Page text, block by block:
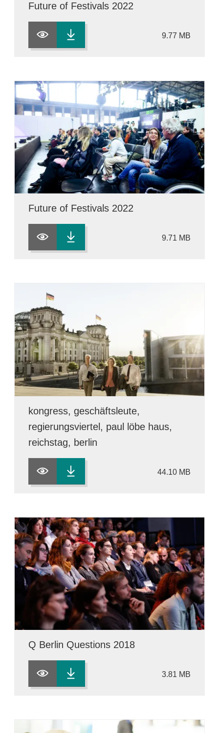
Future of Festivals 2022
9.77 MB
Future of Festivals 2022
9.71 MB
kongress, geschäftsleute,
regierungsviertel, paul löbe haus,
reichstag, berlin
44.10 MB
Q Berlin Questions 2018
3.81 MB